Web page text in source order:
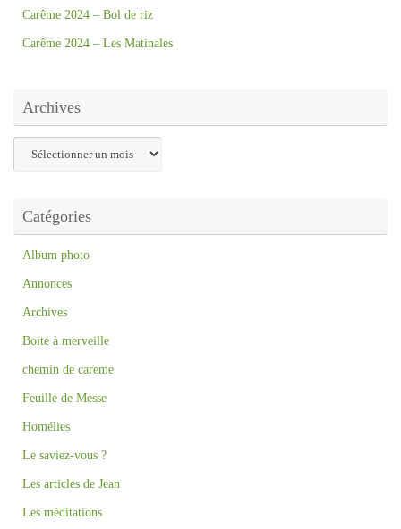
Carême 2024 – Bol de riz
Carême 2024 – Les Matinales
Archives
Catégories
Album photo
Annonces
Archives
Boite à merveille
chemin de careme
Feuille de Messe
Homélies
Le saviez-vous ?
Les articles de Jean
Les méditations